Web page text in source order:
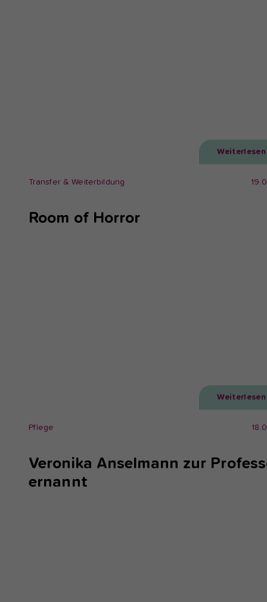
Weiterlesen
Transfer & Weiterbildung
Room of Horror
Weiterlesen
Pflege
Veronika Anselmann zur
ernannt